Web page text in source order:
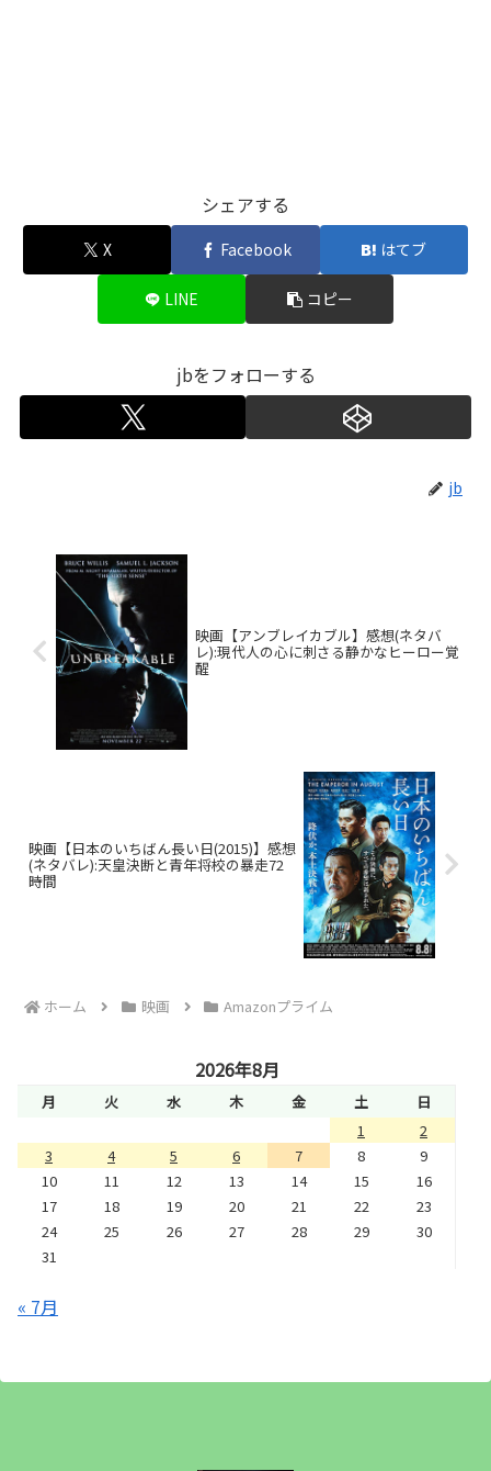
シェアする
X Facebook はてブ
LINE コピー
jbをフォローする
jb
映画【アンブレイカブル】感想(ネタバ
レ):現代人の心に刺さる静かなヒーロー覚
醒
映画【日本のいちばん長い日(2015)】感想
(ネタバレ):天皇決断と青年将校の暴走72
時間
ホーム 映画 Amazonプライム
2026年8月
月 火 水 木 金 土
日
1
2
3
4 5 6 7 8
9
10
11 12 13 14 15
16
17
18 19 20 21 22
23
24
25 26 27 28 29
30
31
« 7月